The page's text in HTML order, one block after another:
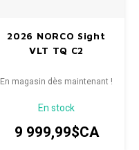
2026 NORCO Sight
VLT TQ C2
En magasin dès maintenant !
En stock
9 999,99$CA